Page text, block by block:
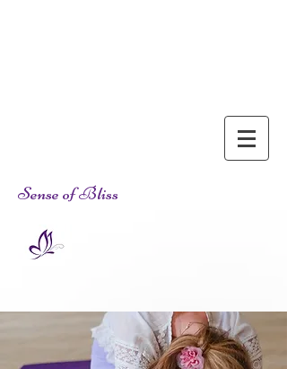
Sense of Bliss